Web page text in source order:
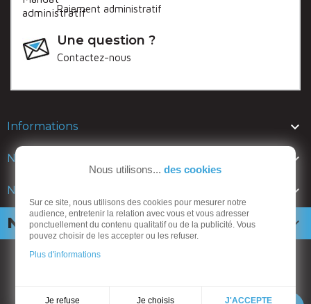
Paiement administratif
Une question ?
Contactez-nous
Informations 
Nos lignes 
Nos catalogues 
Newsletter 
Nous utilisons... des cookies
Sur ce site, nous utilisons des cookies pour mesurer notre
audience, entretenir la relation avec vous et vous adresser
ponctuellement du contenu qualitatif ou de la publicité. Vous
pouvez choisir de les accepter ou les refuser.
Plus d'informations
Je refuse Je choisis J'ACCEPTE
ANSEMBLE mobiliers urbains